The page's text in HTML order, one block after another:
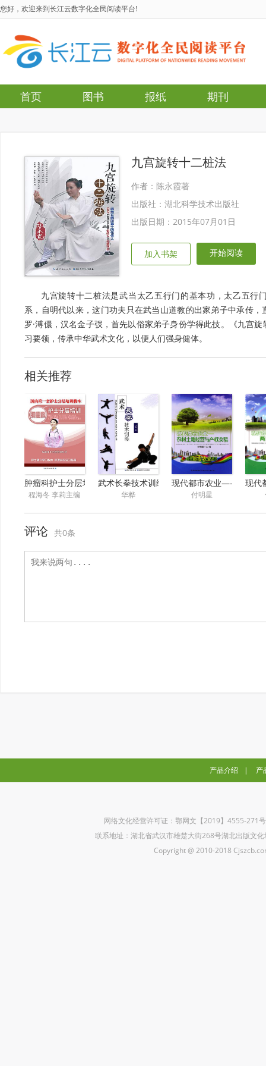
您好，欢迎来到长江云数字化全民阅读平台!
首页 图书 报纸 期刊
九宫旋转十二桩法
作者：陈永霞著
出版社：湖北科学技术出版社
出版日期：2015年07月01日
加入书架 开始阅读
九宫旋转十二桩法是武当太乙五行门的基本功，太乙五行
系，自明代以来，这门功夫只在武当山道教的出家弟子中承传
罗·溥儇，汉名金子弢，首先以俗家弟子身份学得此技。《九宫
习要领，传承中华武术文化，以便人们强身健体。
相关推荐
肿瘤科护士分层培训
程海冬 李莉主编
武术长拳技术训练
华桦
现代都市农业——农村土
付明星
现代
评论 共0条
产品介绍 | 产
网络文化经营许可证：鄂网文【2019】4555-271
联系地址：湖北省武汉市雄楚大街268号湖北出版文
Copyright @ 2010-2018